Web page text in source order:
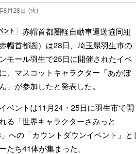
8月28日 (火)
赤帽首都圏軽自動車運送協同組
帽首都圏）は28日、埼玉県羽生市の
モール羽生で25日に開催されたイベ
、マスコットキャラクター「あかぼ
」が参加したと発表した。
ベントは11月24・25日に羽生市で開
る「世界キャラクターさみっと
への「カウントダウンイベント」
たち41体が集まった。